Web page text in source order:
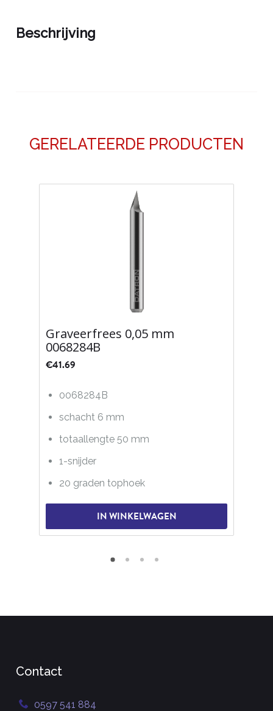
Beschrijving
GERELATEERDE PRODUCTEN
Graveerfrees 0,05 mm
0068284B
€41.69
0068284B
schacht 6 mm
totaallengte 50 mm
1-snijder
20 graden tophoek
IN WINKELWAGEN
Contact
0597 541 884